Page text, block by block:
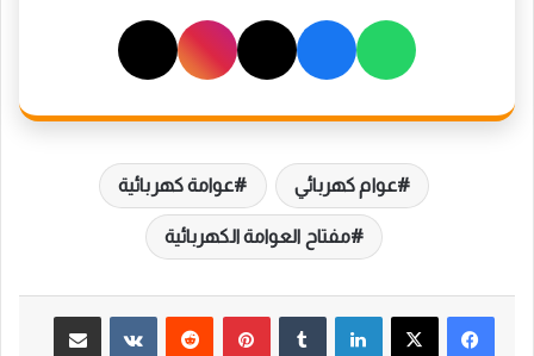
عوام كهربائي عوامة كهربائية
مفتاح العوامة الكهربائية
لينكدإن بينتيريست مشاركة عبر البريد